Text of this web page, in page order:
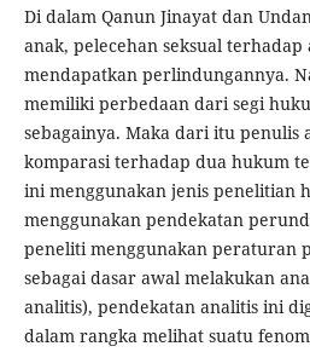
Di dalam Qanun Jinayat dan
anak, pelecehan seksual terhadap
mendapatkan perlindungannya.
memiliki perbedaan dari segi
sebagainya. Maka dari itu penulis
komparasi terhadap dua hukum
ini menggunakan jenis penelitian
menggunakan pendekatan
peneliti menggunakan peraturan
sebagai dasar awal melakukan
analitis), pendekatan analitis ini
dalam rangka melihat suatu